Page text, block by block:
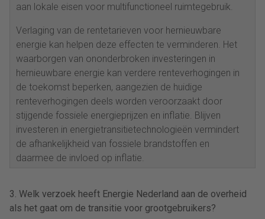
aan lokale eisen voor multifunctioneel ruimtegebruik.
Verlaging van de rentetarieven voor hernieuwbare
energie kan helpen deze effecten te verminderen. Het
waarborgen van ononderbroken investeringen in
hernieuwbare energie kan verdere renteverhogingen in
de toekomst beperken, aangezien de huidige
renteverhogingen deels worden veroorzaakt door
stijgende fossiele energieprijzen en inflatie. Blijven
investeren in energietransitietechnologieën vermindert
de afhankelijkheid van fossiele brandstoffen en
daarmee de invloed op inflatie.
3. Welk verzoek heeft Energie Nederland aan de overheid
als het gaat om de transitie voor grootgebruikers?